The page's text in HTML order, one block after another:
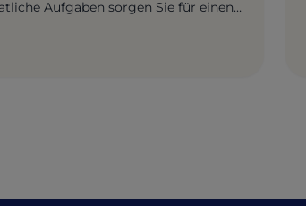
Aufgaben sorgen Sie für einen